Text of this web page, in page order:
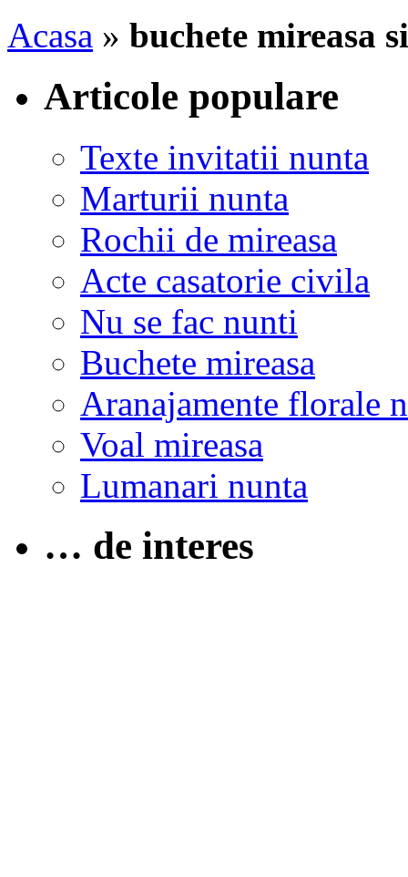
Acasa » buchete mireasa
Articole populare
Texte invitatii nunta
Marturii nunta
Rochii de mireasa
Acte casatorie civila
Nu se fac nunti
Buchete mireasa
Aranajamente florale
Voal mireasa
Lumanari nunta
… de interes